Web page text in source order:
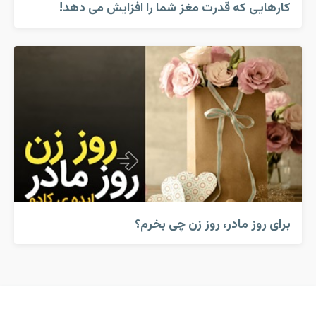
کارهایی که قدرت مغز شما را افزایش می دهد!
برای روز مادر، روز زن چی بخرم؟